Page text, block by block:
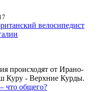
велосипедист
происходят от Ирано-
Куру - Верхние Курды.
что общего?